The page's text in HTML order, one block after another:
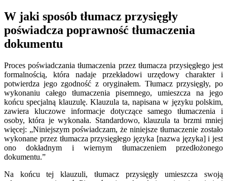
W jaki sposób tłumacz przysięgły
poświadcza poprawność tłumaczenia
dokumentu
Proces poświadczania tłumaczenia przez tłumacza przysięgłego jest
formalnością, która nadaje przekładowi urzędowy charakter i
potwierdza jego zgodność z oryginałem. Tłumacz przysięgły, po
wykonaniu całego tłumaczenia pisemnego, umieszcza na jego
końcu specjalną klauzulę. Klauzula ta, napisana w języku polskim,
zawiera kluczowe informacje dotyczące samego tłumaczenia i
osoby, która je wykonała. Standardowo, klauzula ta brzmi mniej
więcej: „Niniejszym poświadczam, że niniejsze tłumaczenie zostało
wykonane przez tłumacza przysięgłego języka [nazwa języka] i jest
ono dokładnym i wiernym tłumaczeniem przedłożonego
dokumentu.”
Na końcu tej klauzuli, tłumacz przysięgły umieszcza swoją